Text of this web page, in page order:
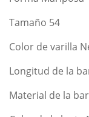
Tamaño 54
Color de varilla
Longitud de la
Material de la